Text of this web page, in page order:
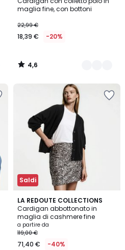
maglia fine, con bottoni
22,99 €
18,39 € -20%
Colori
4,6
/
Saldi
LA REDOUTE COLLECTIONS
Cardigan abbottonato in
maglia di cashmere fine
a partire da
119,00 €
71,40 € -40%
4,3
/ 5
3
Colori